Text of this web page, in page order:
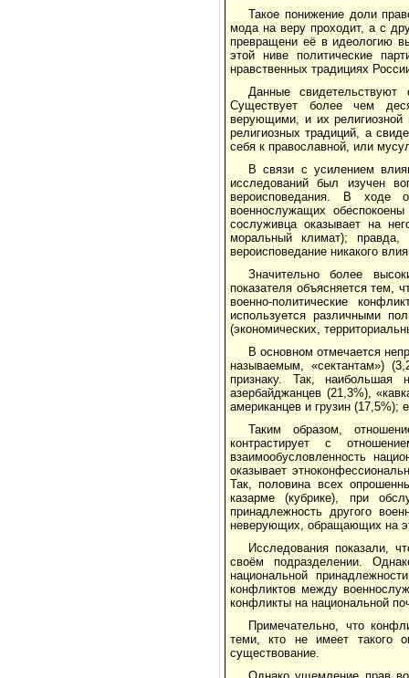
Такое понижение доли
мода на веру проходит, а с
превращени её в идеологию
этой ниве политические
нравственных традициях
Данные
Существует более чем
верующими, и их религиозной
религиозных традиций, а
себя к православной, или
В связи с усилением
исследований был изучен
вероисповедания. В ходе
военнослужащих
сослуживца оказывает на
моральный климат);
вероисповедание никакого
Значительно более
показателя объясняется тем,
военно-политические
используется различными
(экономических,
В основном отмечается
называемым, «сектантам»)
признаку. Так, наибольшая
азербайджанцев (21,3%),
американцев и грузин (17,5%);
Таким образом,
контрастирует с
взаимообусловленность
оказывает
Так, половина всех
казарме (кубрике), при
принадлежность другого
неверующих, обращающих на
Исследования показали,
своём подразделении.
национальной
конфликтов между
конфликты на национальной
Примечательно, что
теми, кто не имеет такого
существование.